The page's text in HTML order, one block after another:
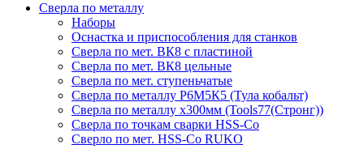
Сверла по металлу
Наборы
Оснастка и приспособления для станков
Сверла по мет. ВК8 с пластиной
Сверла по мет. ВК8 цельные
Сверла по мет. ступеньчатые
Сверла по металлу Р6М5К5 (Тула кобальт)
Сверла по металлу х300мм (Tools77(Стронг))
Сверла по точкам сварки HSS-Co
Сверло по мет. HSS-Co RUKO